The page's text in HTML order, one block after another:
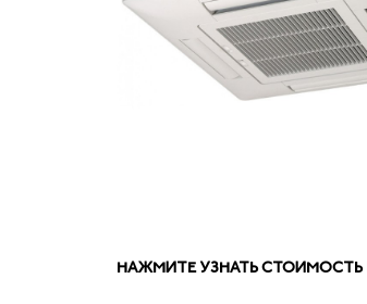
НАЖМИТЕ УЗНАТЬ СТОИМОСТЬ